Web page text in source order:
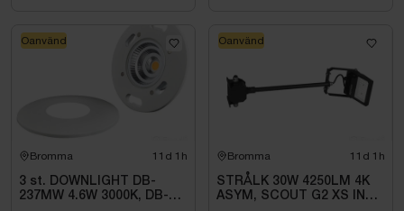
Bromma 11d 1h
3 st. DOWNLIGHT DB-
237MW 4.6W 3000K, DB-
Oanvänd
Bromma 11d 1h
STRÅLK 30W 4250LM 4K
ASYM, SCOUT G2 XS INKL
Oanvänd